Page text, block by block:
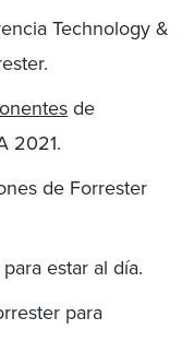
Technology &
de
2021.
de Forrester
estar al día.
para